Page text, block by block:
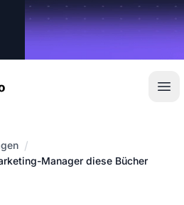
/
Manager diese Bücher